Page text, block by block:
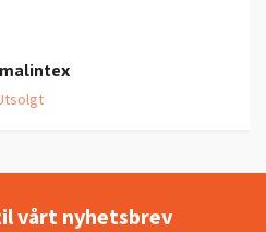
vårt nyhetsbrev